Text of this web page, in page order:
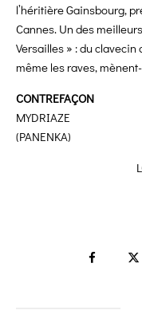
l’héritière Gainsbourg,
Cannes. Un des
Versailles » : du
même les raves,
CONTREFAÇON
MYDRIAZE
(PANENKA)